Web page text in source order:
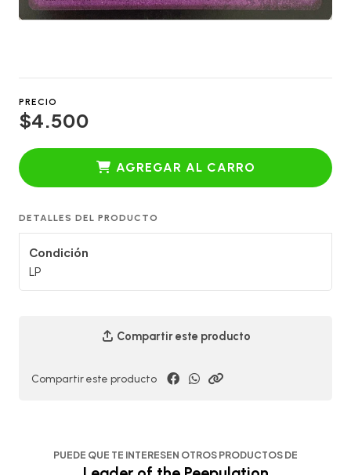
PRECIO
$4.500
AGREGAR AL CARRO
DETALLES DEL PRODUCTO
Condición
LP
Compartir este producto
Compartir este producto
PUEDE QUE TE INTERESEN OTROS PRODUCTOS DE